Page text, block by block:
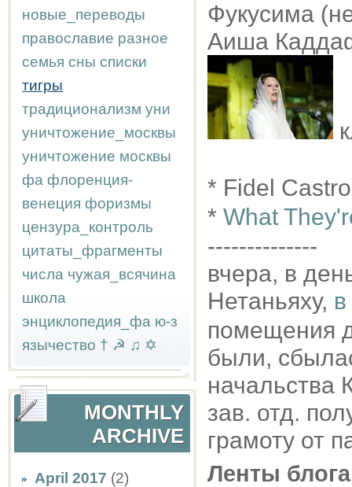
новые_переводы
православие разное
семья сны списки
тигры
традиционализм уни
уничтожение_москвы
уничтожение москвы
фа флоренция-
венеция форизмы
цензура_контроль
цитаты_фрагменты
числа чужая_всячина
школа
энциклопедия_фа ю-з
язычество † ☭ ♫ ✡
MONTHLY
ARCHIVE
April 2017 (2)
Фукусима
Аиша
* Fidel
* What
--------------
вчера, в
Нетаньяху,
помещения
были,
начальства
зав. отд.
грамоту от
Ленты